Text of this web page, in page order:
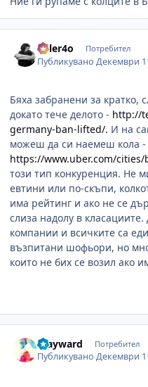
killer4o Потребител
ПубликуваноДекември
Бяха забранени за кратко,
докато тече делото - http://
germany-ban-lifted/. И на
можеш да си наемеш кола -
https://www.uber.com/cities/
този тип конкуренция. Не
евтини или по-скъпи,
има рейтинг и ако не се
слиза надолу в
компании и всичките са
възпитани шофьори, но
които не бих се возил ако
Wayward Потребител
ПубликуваноДекември